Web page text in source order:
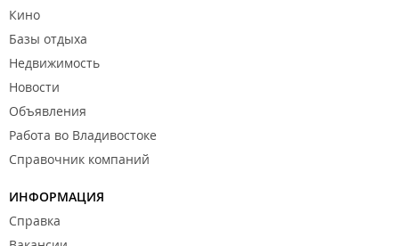
Кино
Базы отдыха
Недвижимость
Новости
Объявления
Работа во Владивостоке
Справочник компаний
ИНФОРМАЦИЯ
Справка